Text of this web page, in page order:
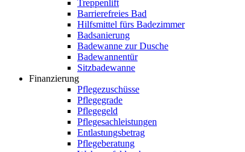
Treppenlift
Barrierefreies Bad
Hilfsmittel fürs Badezimmer
Badsanierung
Badewanne zur Dusche
Badewannentür
Sitzbadewanne
Finanzierung
Pflegezuschüsse
Pflegegrade
Pflegegeld
Pflegesachleistungen
Entlastungsbetrag
Pflegeberatung